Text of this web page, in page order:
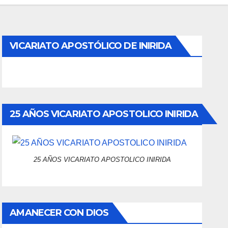
VICARIATO APOSTÓLICO DE INIRIDA
25 AÑOS VICARIATO APOSTOLICO INIRIDA
25 AÑOS VICARIATO APOSTOLICO INIRIDA
AMANECER CON DIOS